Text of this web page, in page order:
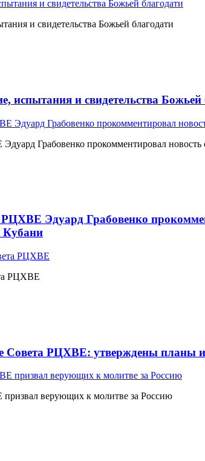
и свидетельства Божьей благодати
испытания и свидетельства Божьей
Грабовенко прокомментировал
Эдуард Грабовенко
Кубани
РЦХВЕ
Совета РЦХВЕ: утверждены планы и
верующих к молитве за Россию